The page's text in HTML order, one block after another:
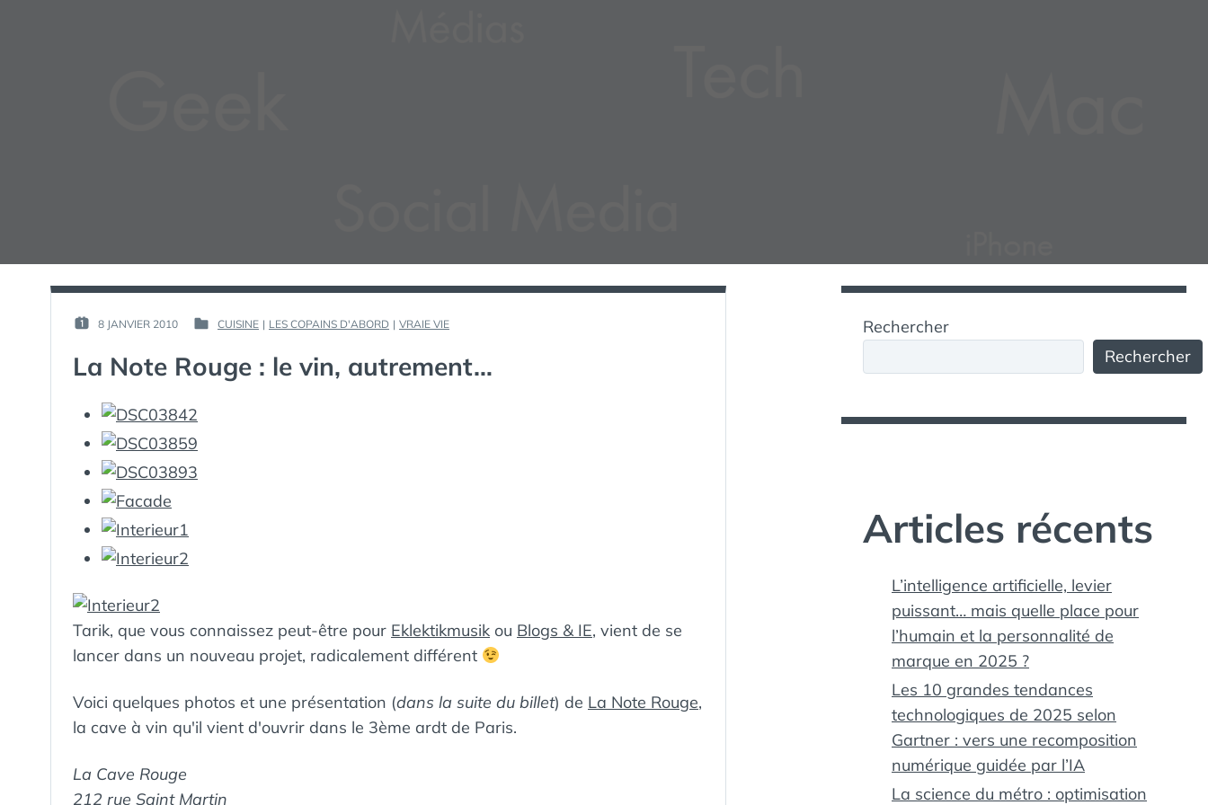
PUBLIÉ
8 JANVIER 2010
PAR :
PUBLIÉ
CUISINE | LES COPAINS D'ABORD | VRAIE VIE
La Note Rouge : le vin, autrement…
Tarik, que vous connaissez peut-être pour Eklektikmusik ou Blogs & IE, vient de se
lancer dans un nouveau projet, radicalement différent
Voici quelques photos et une présentation (dans la suite du billet) de La Note Rouge,
la cave à vin qu'il vient d'ouvrir dans le 3ème ardt de Paris.
La Cave Rouge
212 rue Saint Martin
Rechercher
Rechercher
Articles récents
L’intelligence artificielle, levier
puissant… mais quelle place pour
l’humain et la personnalité de
marque en 2025 ?
Les 10 grandes tendances
technologiques de 2025 selon
Gartner : vers une recomposition
numérique guidée par l’IA
La science du métro : optimisation